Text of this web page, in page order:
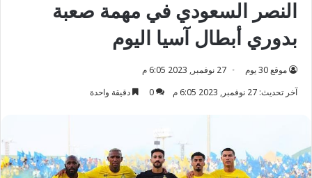
النصر السعودي في مهمة صعبة
بدوري أبطال آسيا اليوم
موقع 30 يوم
27 نوفمبر, 2023 6:05 م
آخر تحديث: 27 نوفمبر, 2023 6:05 م
0 دقيقة واحدة